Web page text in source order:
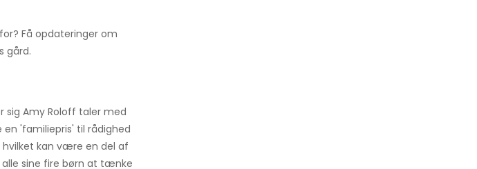
Få opdateringer om
gård.
sig Amy Roloff taler med
'familiepris' til rådighed
hvilket kan være en del af
sine fire børn at tænke